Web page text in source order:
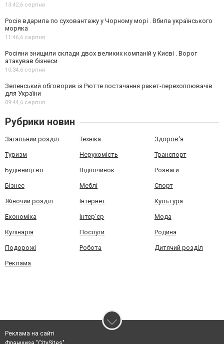
13:42,6 серпня
Росія вдарила по суховантажу у Чорному морі . Вбила українського
моряка
11:46,6 серпня
Росіяни знищили склади двох великих компаній у Києві . Ворог
атакував бізнеси
10:34,6 серпня
Зеленський обговорив із Рютте постачання ракет-перехоплювачів
для України
09:44,6 серпня
Рубрики новин
Загальний розділ Техніка Здоров'я
Туризм Нерухомість Транспорт
Будівництво Відпочинок Розваги
Бізнес Меблі Спорт
Жіночий розділ Інтернет Культура
Економіка Інтер'єр Мода
Кулінарія Послуги Родина
Подорожі Робота Дитячий розділ
Реклама
Реклама на сайті